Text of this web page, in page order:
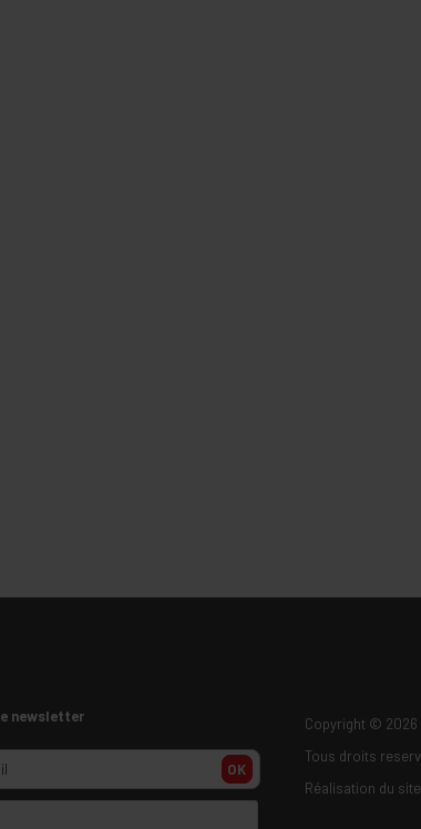
newsletter
OK
Copyright © 2026
Tous droits
Réalisation du